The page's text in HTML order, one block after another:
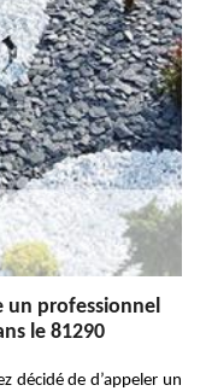
un professionnel
le 81290
décidé de d’appeler un